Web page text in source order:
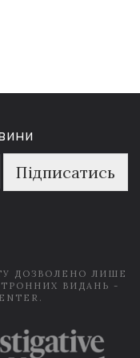
Підписатись
ДОЗВОЛЕНО ЛИШЕ
ВИДАНЬ -